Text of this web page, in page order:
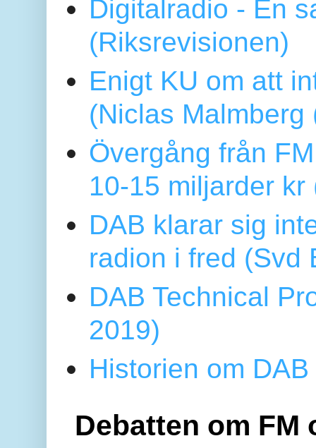
Digitalradio - En
(Riksrevisionen)
Enigt KU om att
(Niclas
Övergång från
10-15 miljarder kr
DAB klarar sig
radion i fred (Svd
DAB Technical
2019)
Historien om
Debatten om FM